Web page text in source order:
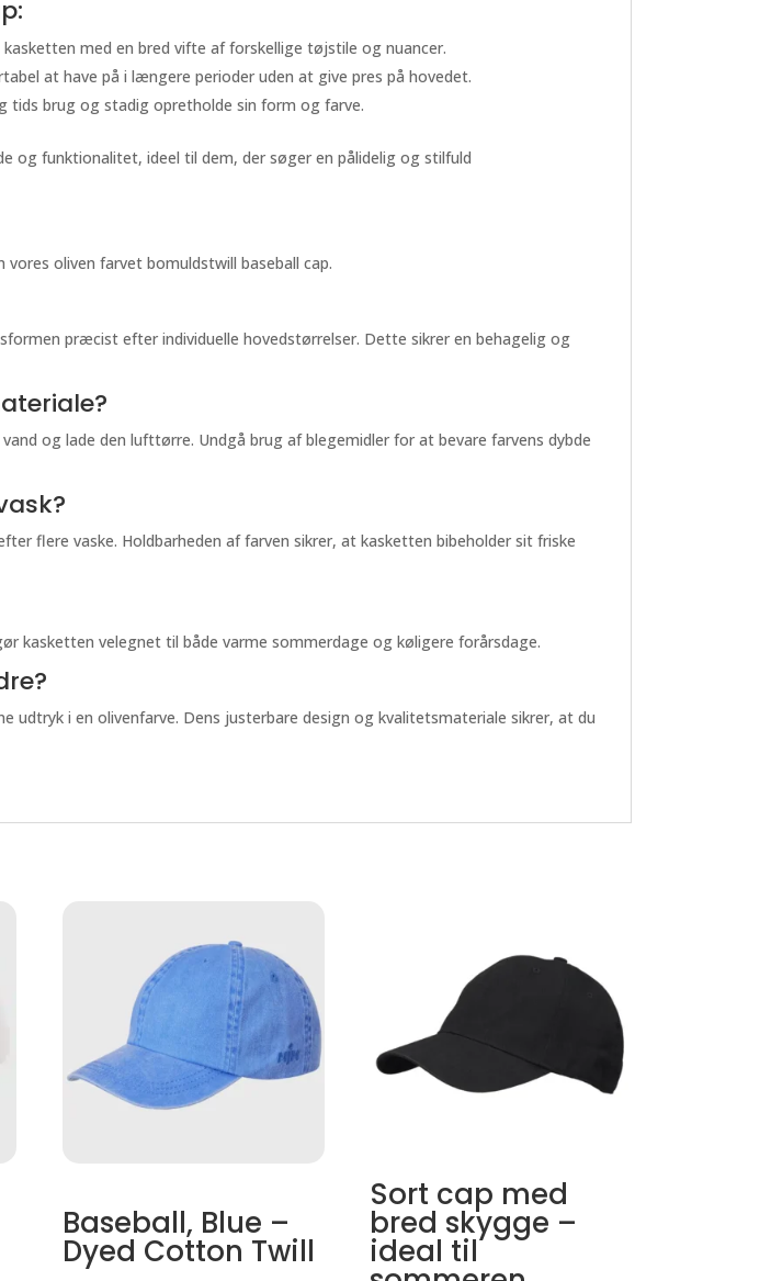
med en bred vifte af forskellige tøjstile og nuancer.
at have på i længere perioder uden at give pres på hovedet.
tids brug og stadig opretholde sin form og farve.
og funktionalitet, ideel til dem, der søger en pålidelig og stilfuld
oliven farvet bomuldstwill baseball cap.
præcist efter individuelle hovedstørrelser. Dette sikrer en behagelig og
og lade den lufttørre. Undgå brug af blegemidler for at bevare farvens dybde
flere vaske. Holdbarheden af farven sikrer, at kasketten bibeholder sit friske
kasketten velegnet til både varme sommerdage og køligere forårsdage.
udtryk i en olivenfarve. Dens justerbare design og kvalitetsmateriale sikrer, at du
Baseball, Blue –
Dyed Cotton Twill
Sort cap med
bred skygge –
ideal til